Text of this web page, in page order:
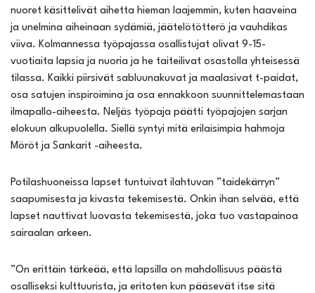
nuoret käsittelivät aihetta hieman laajemmin, kuten haaveina
ja unelmina aiheinaan sydämiä, jäätelötötterö ja vauhdikas
viiva. Kolmannessa työpajassa osallistujat olivat 9-15-
vuotiaita lapsia ja nuoria ja he taiteilivat osastolla yhteisessä
tilassa. Kaikki piirsivät sabluunakuvat ja maalasivat t-paidat,
osa satujen inspiroimina ja osa ennakkoon suunnittelemastaan
ilmapallo-aiheesta. Neljäs työpaja päätti työpajojen sarjan
elokuun alkupuolella. Siellä syntyi mitä erilaisimpia hahmoja
Möröt ja Sankarit -aiheesta.
Potilashuoneissa lapset tuntuivat ilahtuvan ”taidekärryn”
saapumisesta ja kivasta tekemisestä. Onkin ihan selvää, että
lapset nauttivat luovasta tekemisestä, joka tuo vastapainoa
sairaalan arkeen.
”On erittäin tärkeää, että lapsilla on mahdollisuus päästä
osalliseksi kulttuurista, ja eritoten kun pääsevät itse sitä